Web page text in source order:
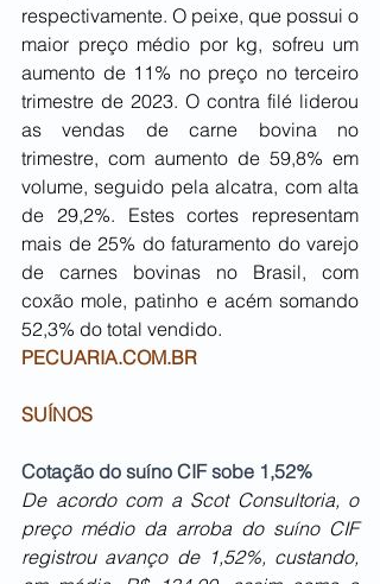
respectivamente. O peixe, que possui o
maior preço médio por kg, sofreu um
aumento de 11% no preço no terceiro
trimestre de 2023. O contra filé liderou
as vendas de carne bovina no
trimestre, com aumento de 59,8% em
volume, seguido pela alcatra, com alta
de 29,2%. Estes cortes representam
mais de 25% do faturamento do varejo
de carnes bovinas no Brasil, com
coxão mole, patinho e acém somando
52,3% do total vendido.
PECUARIA.COM.BR
SUÍNOS
Cotação do suíno CIF sobe 1,52%
De acordo com a Scot Consultoria, o
preço médio da arroba do suíno CIF
registrou avanço de 1,52%, custando,